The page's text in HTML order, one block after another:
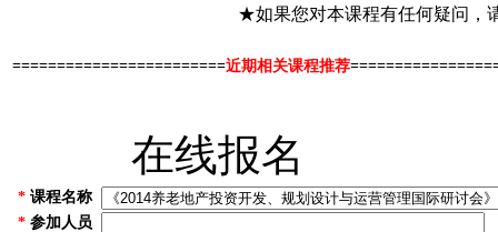
★如果您对本课程有任何疑问，
========================近期相关课程推荐
在线报名
*课程名称
*参加人员